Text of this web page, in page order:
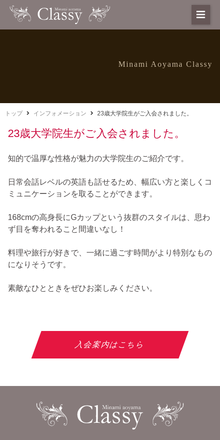
Minami Aoyama Classy
トップ インフォメーション 23歳大学院生がご入会されました。
23歳大学院生がご入会されました。
知的で温厚な性格が魅力の大学院生のご紹介です。
日常会話レベルの英語も話せるため、幅広い方と楽しくコ
ミュニケーションを取ることができます。
168cmの高身長にGカップという抜群のスタイルは、思わ
ず目を奪われること間違いなし！
料理や旅行が好きで、一緒に過ごす時間がより特別なもの
になりそうです。
素敵なひとときをぜひお楽しみください。
入会案内はこちら